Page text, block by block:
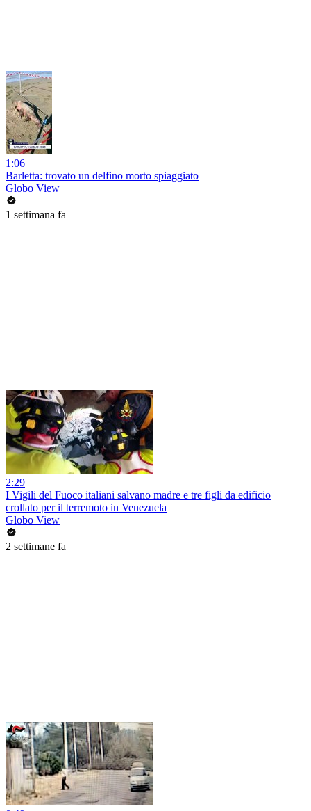
1:06
Barletta: trovato un delfino morto spiaggiato
Globo View
1 settimana fa
2:29
I Vigili del Fuoco italiani salvano madre e tre figli da edificio
crollato per il terremoto in Venezuela
Globo View
2 settimane fa